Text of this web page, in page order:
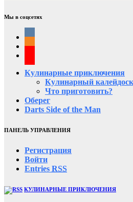
Мы в соцсетях
Кулинарные приключения
Кулинарный
Что приготовить?
Оберег
Darts Side of the Man
ПАНЕЛЬ УПРАВЛЕНИЯ
Регистрация
Войти
Entries RSS
КУЛИНАРНЫЕ ПРИКЛЮЧЕНИЯ